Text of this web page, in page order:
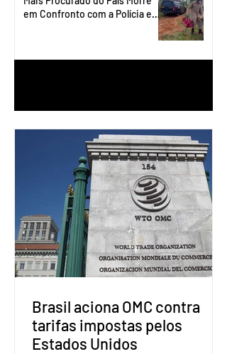
em Confronto com a Polícia em
Brasil aciona OMC contra
tarifas impostas pelos
Estados Unidos